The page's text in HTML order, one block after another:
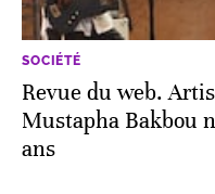
SOCIÉTÉ
Revue du web.
Mustapha Bakbou
ans